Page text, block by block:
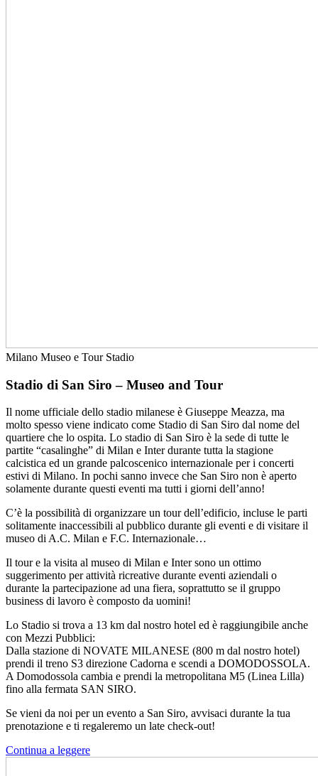
Milano Museo e Tour Stadio
Stadio di San Siro – Museo and Tour
Il nome ufficiale dello stadio milanese è Giuseppe Meazza, ma
molto spesso viene indicato come Stadio di San Siro dal nome del
quartiere che lo ospita. Lo stadio di San Siro è la sede di tutte le
partite “casalinghe” di Milan e Inter durante tutta la stagione
calcistica ed un grande palcoscenico internazionale per i concerti
estivi di Milano. In pochi sanno invece che San Siro non è aperto
solamente durante questi eventi ma tutti i giorni dell’anno!
C’è la possibilità di organizzare un tour dell’edificio, incluse le parti
solitamente inaccessibili al pubblico durante gli eventi e di visitare il
museo di A.C. Milan e F.C. Internazionale…
Il tour e la visita al museo di Milan e Inter sono un ottimo
suggerimento per attività ricreative durante eventi aziendali o
durante la partecipazione ad una fiera, soprattutto se il gruppo
business di lavoro è composto da uomini!
Lo Stadio si trova a 13 km dal nostro hotel ed è raggiungibile anche
con Mezzi Pubblici:
Dalla stazione di NOVATE MILANESE (800 m dal nostro hotel)
prendi il treno S3 direzione Cadorna e scendi a DOMODOSSOLA.
A Domodossola cambia e prendi la metropolitana M5 (Linea Lilla)
fino alla fermata SAN SIRO.
Se vieni da noi per un evento a San Siro, avvisaci durante la tua
prenotazione e ti regaleremo un late check-out!
Continua a leggere